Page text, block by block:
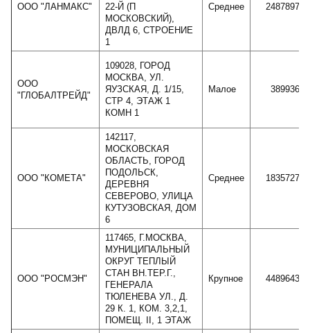
ООО "ЛАНМАКС"
22-Й (П
МОСКОВСКИЙ),
ДВЛД 6, СТРОЕНИЕ
1
Среднее 2487897
ООО
"ГЛОБАЛТРЕЙД"
109028, ГОРОД
МОСКВА, УЛ.
ЯУЗСКАЯ, Д. 1/15,
СТР 4, ЭТАЖ 1
КОМН 1
Малое 389936
ООО "КОМЕТА"
142117,
МОСКОВСКАЯ
ОБЛАСТЬ, ГОРОД
ПОДОЛЬСК,
ДЕРЕВНЯ
СЕВЕРОВО, УЛИЦА
КУТУЗОВСКАЯ, ДОМ
6
Среднее 1835727
ООО "РОСМЭН"
117465, Г.МОСКВА,
МУНИЦИПАЛЬНЫЙ
ОКРУГ ТЕПЛЫЙ
СТАН ВН.ТЕР.Г.,
ГЕНЕРАЛА
ТЮЛЕНЕВА УЛ., Д.
29 К. 1, КОМ. 3,2,1,
ПОМЕЩ. II, 1 ЭТАЖ
Крупное 4489643